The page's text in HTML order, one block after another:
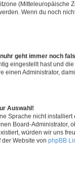
(Mitteleuropäische
Wenn du noch
geht immer noch
eingestellt hast und
einen Administrator,
Auswahl!
Sprache nicht
Board-Administrator,
würden wir uns
Website von phpBB